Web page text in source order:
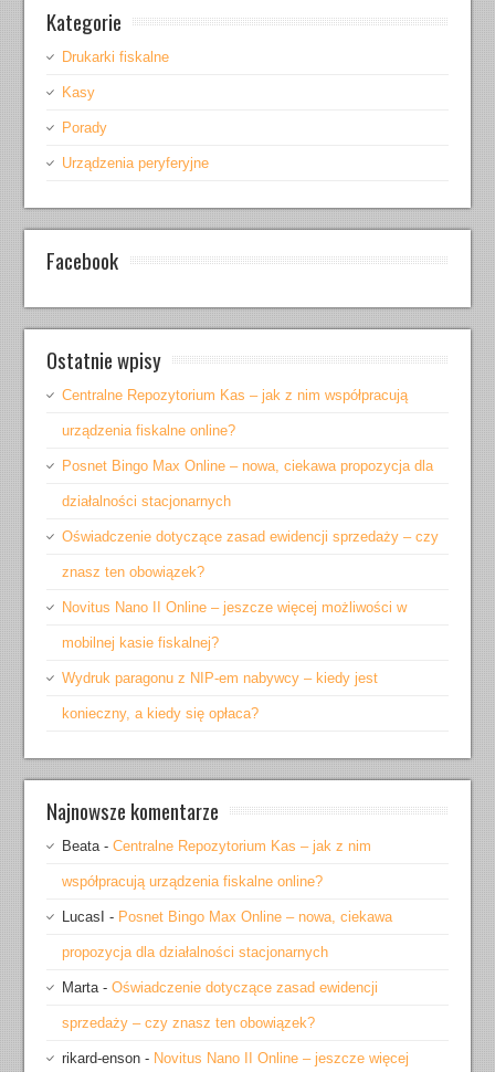
Kategorie
Drukarki fiskalne
Kasy
Porady
Urządzenia peryferyjne
Facebook
Ostatnie wpisy
Centralne Repozytorium Kas – jak z nim współpracują
urządzenia fiskalne online?
Posnet Bingo Max Online – nowa, ciekawa propozycja dla
działalności stacjonarnych
Oświadczenie dotyczące zasad ewidencji sprzedaży – czy
znasz ten obowiązek?
Novitus Nano II Online – jeszcze więcej możliwości w
mobilnej kasie fiskalnej?
Wydruk paragonu z NIP-em nabywcy – kiedy jest
konieczny, a kiedy się opłaca?
Najnowsze komentarze
Beata-Centralne Repozytorium Kas – jak z nim
współpracują urządzenia fiskalne online?
LucasI - Posnet Bingo Max Online – nowa, ciekawa
propozycja dla działalności stacjonarnych
Marta-Oświadczenie dotyczące zasad ewidencji
sprzedaży – czy znasz ten obowiązek?
rikard-enson - Novitus Nano II Online – jeszcze więcej